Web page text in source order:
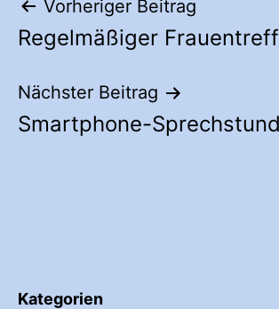
Beitragsnavigation
Vorheriger Beitrag
Regelmäßiger Frauentreff
Nächster Beitrag
Smartphone-
Kategorien